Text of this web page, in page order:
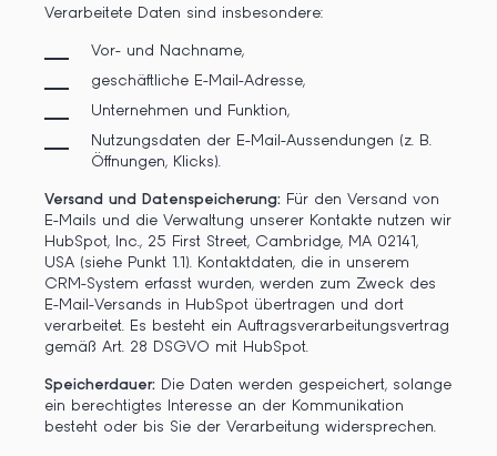
Verarbeitete Daten sind insbesondere:
Vor- und Nachname,
geschäftliche E-Mail-Adresse,
Unternehmen und Funktion,
Nutzungsdaten der E-Mail-Aussendungen (z. B.
Öffnungen, Klicks).
Versand und Datenspeicherung: Für den Versand von
E-Mails und die Verwaltung unserer Kontakte nutzen wir
HubSpot, Inc., 25 First Street, Cambridge, MA 02141,
USA (siehe Punkt 1.1). Kontaktdaten, die in unserem
CRM-System erfasst wurden, werden zum Zweck des
E-Mail-Versands in HubSpot übertragen und dort
verarbeitet. Es besteht ein Auftragsverarbeitungsvertrag
gemäß Art. 28 DSGVO mit HubSpot.
Speicherdauer: Die Daten werden gespeichert, solange
ein berechtigtes Interesse an der Kommunikation
besteht oder bis Sie der Verarbeitung widersprechen.